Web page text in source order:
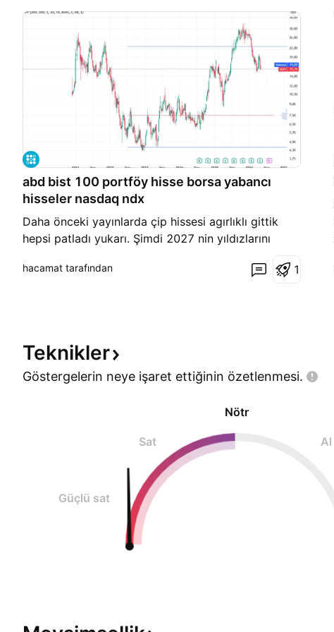
abd bist 100 portföy hisse borsa yabancı
hisseler nasdaq ndx
Daha önceki yayınlarda çip hissesi agırlıklı gittik
hepsi patladı yukarı. Şimdi 2027 nin yıldızlarını
ve talen enerji var favorim talen sonra oklo ağırlık
hacamat tarafından 1
Teknikler
Göstergelerin neye işaret ettiğinin özetlenmesi.
Nötr
Sat Al
Güçlü sat